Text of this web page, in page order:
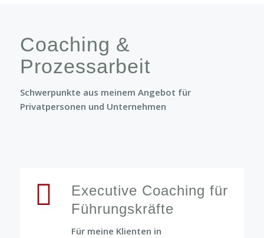
Coaching &
Prozessarbeit
Schwerpunkte aus meinem Angebot für
Privatpersonen und Unternehmen
Executive Coaching für
Führungskräfte
Für meine Klienten in